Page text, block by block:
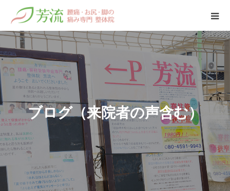
ブログ（来院者の声含む）